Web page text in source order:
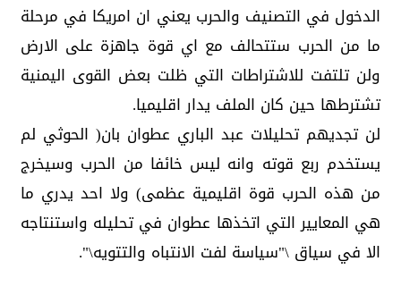
الدخول في التصنيف والحرب يعني ان امريكا في مرحلة
ما من الحرب ستتحالف مع اي قوة جاهزة على الارض
ولن تلتفت للاشتراطات التي ظلت بعض القوى اليمنية
تشترطها حين كان الملف يدار اقليميا.
لن تجديهم تحليلات عبد الباري عطوان بان( الحوثي لم
يستخدم ربع قوته وانه ليس خائفا من الحرب وسيخرج
من هذه الحرب قوة اقليمية عظمى) ولا احد يدري ما
هي المعايير التي اتخذها عطوان في تحليله واستنتاجه
الا في سياق \"سياسة لفت الانتباه والتتويه\".